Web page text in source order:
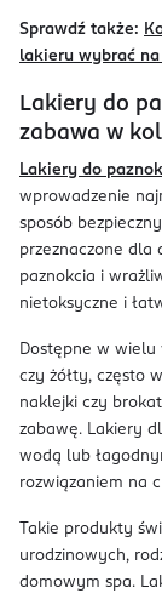
Sprawdź także:
lakieru wybrać
Lakiery do
zabawa w
Lakiery do
wprowadzenie
sposób
przeznaczone dla
paznokcia i
nietoksyczne i
Dostępne w wielu
czy żółty, często
naklejki czy
zabawę. Lakiery
wodą lub
rozwiązaniem na
Takie produkty
urodzinowych,
domowym spa.